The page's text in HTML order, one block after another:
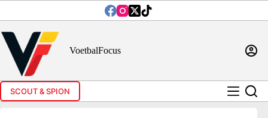
inhoud
VoetbalFocus
SCOUT & SPION